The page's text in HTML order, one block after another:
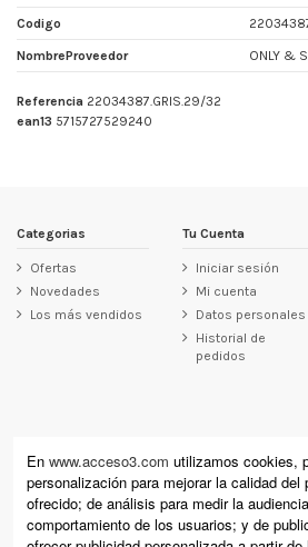
Codigo
NombreProveedor ONLY &
Referencia 22034387.GRIS.29/32
ean13 5715727529240
Categorias
Ofertas
Novedades
Los más vendidos
Tu Cuenta
Iniciar sesión
Mi cuenta
Datos personales
Historial de
pedidos
Contacto
Acceso3
Raimundo Revilla 12, Laredo (Cantabria)
Calle Cervantes 11, Santoña (Cantabria)
En www.acceso3.com utilizamos cookies,
personalización para mejorar la calidad del
ofrecido; de análisis para medir la
comportamiento de los usuarios; y de